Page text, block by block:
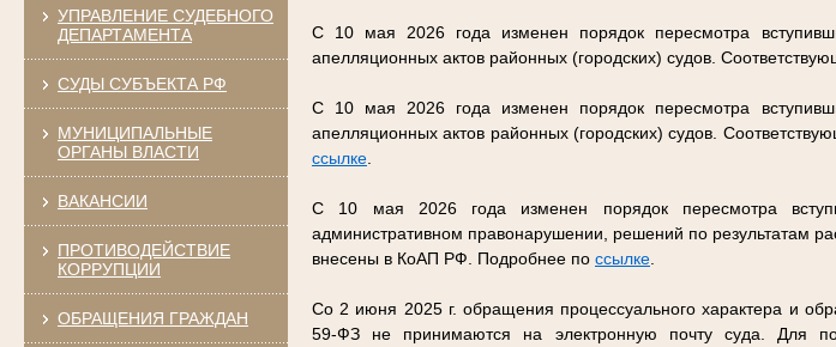
УПРАВЛЕНИЕ СУДЕБНОГО
ДЕПАРТАМЕНТА
СУДЫ СУБЪЕКТА РФ
МУНИЦИПАЛЬНЫЕ
ОРГАНЫ ВЛАСТИ
ВАКАНСИИ
ПРОТИВОДЕЙСТВИЕ
КОРРУПЦИИ
ОБРАЩЕНИЯ ГРАЖДАН
С 10 мая 2026 года изменен порядок пересмотра
апелляционных актов районных (городских) судов.
С 10 мая 2026 года изменен порядок пересмотра
апелляционных актов районных (городских) судов.
ссылке.
С 10 мая 2026 года изменен порядок пересмотра
административном правонарушении, решений по результатам
внесены в КоАП РФ. Подробнее по ссылке.
Со 2 июня 2025 г. обращения процессуального характера и
59-ФЗ не принимаются на электронную почту суда. Для